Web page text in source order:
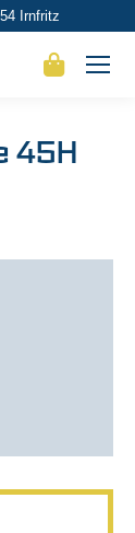
Irnfritz
45H